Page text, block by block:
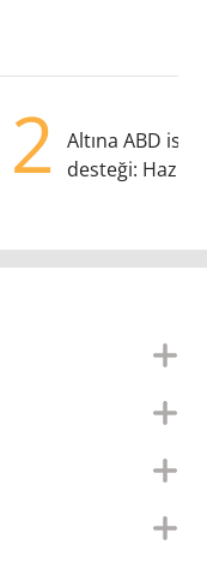
2
Altına ABD
desteği: